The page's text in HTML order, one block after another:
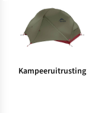
Kampeeruitrusting